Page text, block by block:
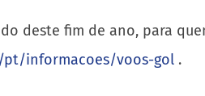
deste fim de ano, para
pt/informacoes/voos-gol .